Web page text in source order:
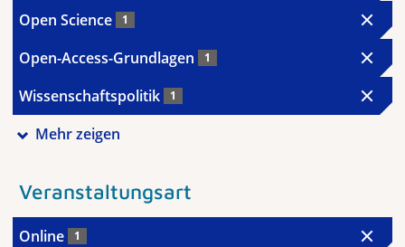
Open Science 1
Open-Access-Grundlagen 1
Wissenschaftspolitik 1
Mehr zeigen
Veranstaltungsart
Online 1